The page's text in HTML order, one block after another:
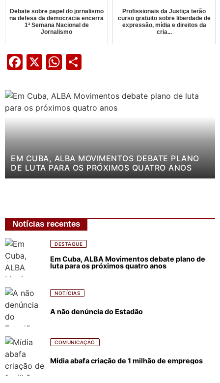
Debate sobre papel do jornalismo
na defesa da democracia encerra
1ª Semana Nacional de
Jornalismo
Profissionais da Justiça terão
curso gratuito sobre liberdade de
expressão, mídia e direitos da
cria...
Facebook
X WhatsApp
EM CUBA, ALBA MOVIMENTOS DEBATE PLANO
DE LUTA PARA OS PRÓXIMOS QUATRO ANOS
Notícias recentes
DESTAQUE
Em Cuba, ALBA Movimentos debate plano de
luta para os próximos quatro anos
NOTÍCIAS
A não denúncia do Estadão
COMUNICAÇÃO
Mídia abafa criação de 1 milhão de empregos